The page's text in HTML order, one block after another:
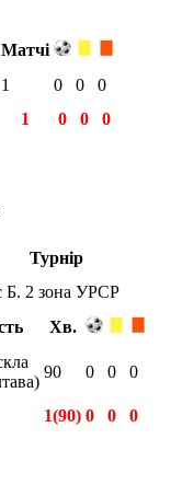
Матчі
1 0 0
0
1 0 0 0
Турнір
Б. 2 зона УРСР
Хв.
90 0 0 0
1(90) 0 0
0